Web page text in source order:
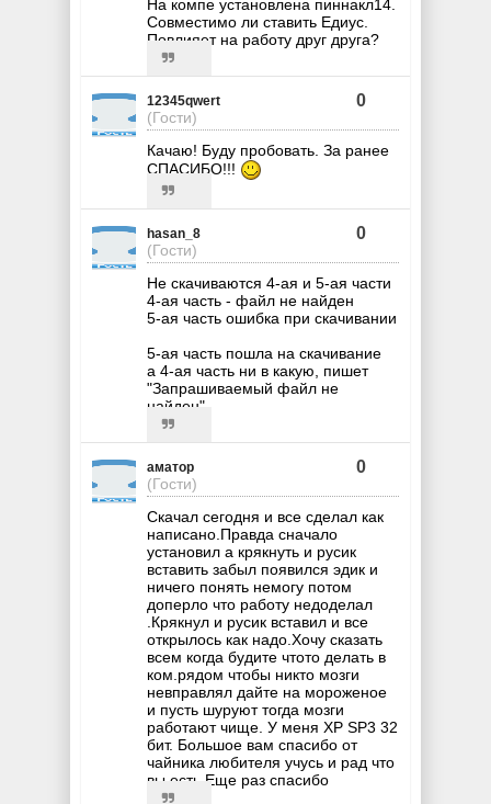
На компе установлена пиннакл14.
Совместимо ли ставить Едиус.
Повлияет на работу друг друга?
12345qwert
(Гости)
0
Качаю! Буду пробовать. За ранее
СПАСИБО!!!
hasan_8
(Гости)
0
Не скачиваются 4-ая и 5-ая части
4-ая часть - файл не найден
5-ая часть ошибка при скачивании
5-ая часть пошла на скачивание
а 4-ая часть ни в какую, пишет
"Запрашиваемый файл не
найден"
аматор
(Гости)
0
Скачал сегодня и все сделал как
написано.Правда сначало
установил а крякнуть и русик
вставить забыл появился эдик и
ничего понять немогу потом
доперло что работу недоделал
.Крякнул и русик вставил и все
открылось как надо.Хочу сказать
всем когда будите чтото делать в
ком.рядом чтобы никто мозги
невправлял дайте на мороженое
и пусть шуруют тогда мозги
работают чище. У меня ХР SP3 32
бит. Большое вам спасибо от
чайника любителя учусь и рад что
вы есть.Еще раз спасибо